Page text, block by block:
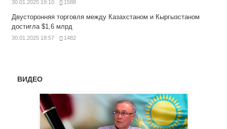
30.01.2025 19:10 1588
Двусторонняя торговля между Казахстаном и Кыргызстаном
достигла $1,6 млрд
30.01.2025 18:57 1482
ВИДЕО